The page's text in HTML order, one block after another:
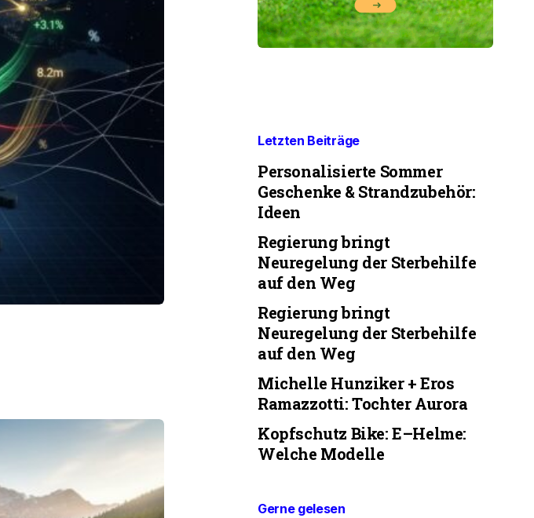
Letzten Beiträge
Personalisierte Sommer
Geschenke & Strandzubehör:
Ideen
Regierung bringt
Neuregelung der Sterbehilfe
auf den Weg
Regierung bringt
Neuregelung der Sterbehilfe
auf den Weg
Michelle Hunziker + Eros
Ramazzotti: Tochter Aurora
Kopfschutz Bike: E–Helme:
Welche Modelle
Gerne gelesen